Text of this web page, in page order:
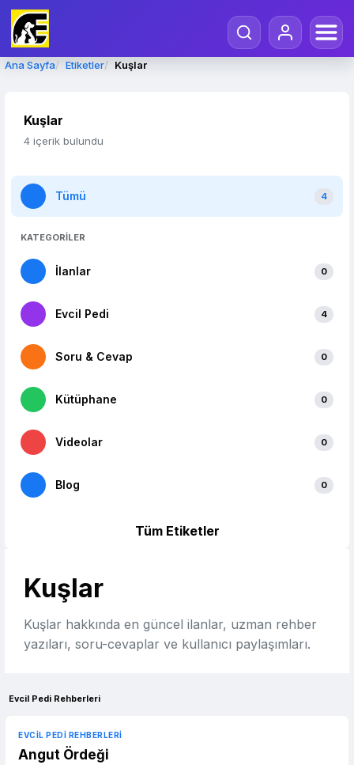
Ana Sayfa Etiketler Kuşlar
Kuşlar
4 içerik bulundu
Tümü 4
KATEGORİLER
İlanlar 0
Evcil Pedi 4
Soru & Cevap 0
Kütüphane 0
Videolar 0
Blog 0
Tüm Etiketler
Kuşlar
Kuşlar hakkında en güncel ilanlar, uzman rehber
yazıları, soru-cevaplar ve kullanıcı paylaşımları.
Evcil Pedi Rehberleri
EVCIL PEDI REHBERLERI
Angut Ördeği